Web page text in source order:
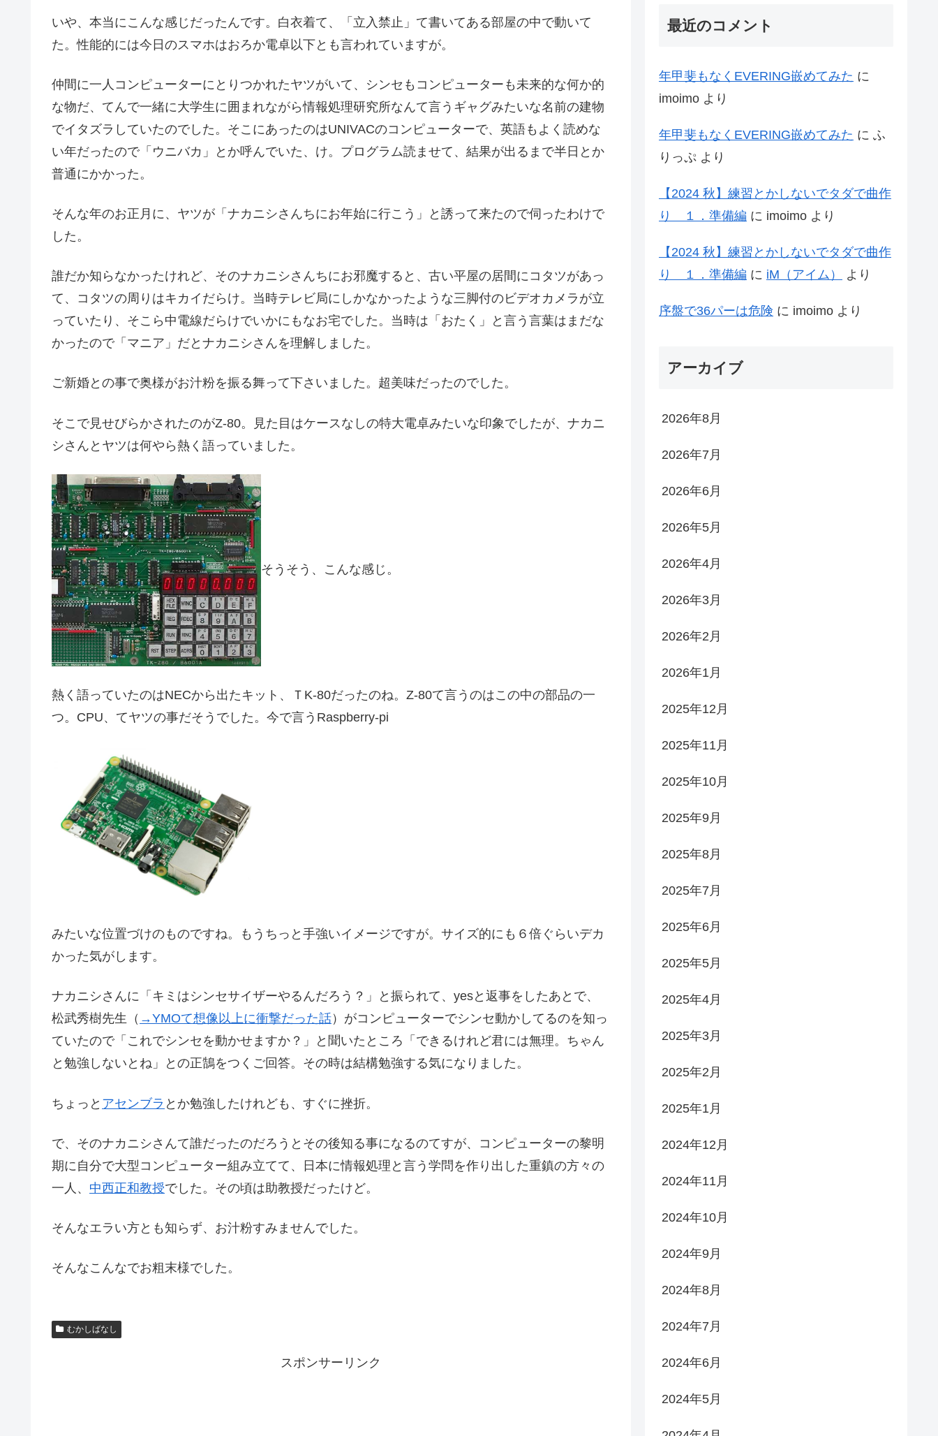
いや、本当にこんな感じだったんです。白衣着て、「立入禁止」て書いてある部屋の中で動いて
た。性能的には今日のスマホはおろか電卓以下とも言われていますが。
仲間に一人コンピューターにとりつかれたヤツがいて、シンセもコンピューターも未来的な何か的
な物だ、てんで一緒に大学生に囲まれながら情報処理研究所なんて言うギャグみたいな名前の建物
でイタズラしていたのでした。そこにあったのはUNIVACのコンピューターで、英語もよく読めな
い年だったので「ウニバカ」とか呼んでいた、け。プログラム読ませて、結果が出るまで半日とか
普通にかかった。
そんな年のお正月に、ヤツが「ナカニシさんちにお年始に行こう」と誘って来たので伺ったわけで
した。
誰だか知らなかったけれど、そのナカニシさんちにお邪魔すると、古い平屋の居間にコタツがあっ
て、コタツの周りはキカイだらけ。当時テレビ局にしかなかったような三脚付のビデオカメラが立
っていたり、そこら中電線だらけでいかにもなお宅でした。当時は「おたく」と言う言葉はまだな
かったので「マニア」だとナカニシさんを理解しました。
ご新婚との事で奥様がお汁粉を振る舞って下さいました。超美味だったのでした。
そこで見せびらかされたのがZ-80。見た目はケースなしの特大電卓みたいな印象でしたが、ナカニ
シさんとヤツは何やら熱く語っていました。
そうそう、こんな感じ。
熱く語っていたのはNECから出たキット、ＴK-80だったのね。Z-80て言うのはこの中の部品の一
つ。CPU、てヤツの事だそうでした。今で言うRaspberry-pi
みたいな位置づけのものですね。もうちっと手強いイメージですが。サイズ的にも６倍ぐらいデカ
かった気がします。
ナカニシさんに「キミはシンセサイザーやるんだろう？」と振られて、yesと返事をしたあとで、
松武秀樹先生（ →YMOて想像以上に衝撃だった話）がコンピューターでシンセ動かしてるのを知っ
ていたので「これでシンセを動かせますか？」と聞いたところ「できるけれど君には無理。ちゃん
と勉強しないとね」との正鵠をつくご回答。その時は結構勉強する気になりました。
ちょっと アセンブラ とか勉強したけれども、すぐに挫折。
で、そのナカニシさんて誰だったのだろうとその後知る事になるのてすが、コンピューターの黎明
期に自分で大型コンピューター組み立てて、日本に情報処理と言う学問を作り出した重鎮の方々の
一人、 中西正和教授でした。その頃は助教授だったけど。
そんなエラい方とも知らず、お汁粉すみませんでした。
そんなこんなでお粗末様でした。
むかしばなし
スポンサーリンク
最近のコメント
年甲斐もなくEVERING嵌めてみた に
imoimo より
年甲斐もなくEVERING嵌めてみた に ふ
りっぷ より
【2024 秋】練習とかしないでタダで曲作
り １．準備編 に imoimo より
【2024 秋】練習とかしないでタダで曲作
り １．準備編 に iM（アイム） より
序盤で36パーは危険 に imoimo より
アーカイブ
2026年8月
2026年7月
2026年6月
2026年5月
2026年4月
2026年3月
2026年2月
2026年1月
2025年12月
2025年11月
2025年10月
2025年9月
2025年8月
2025年7月
2025年6月
2025年5月
2025年4月
2025年3月
2025年2月
2025年1月
2024年12月
2024年11月
2024年10月
2024年9月
2024年8月
2024年7月
2024年6月
2024年5月